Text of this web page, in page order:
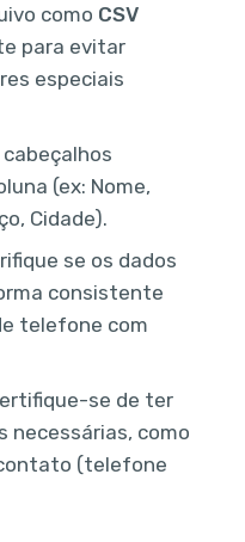
como CSV
para evitar
especiais
cabeçalhos
(ex: Nome,
Cidade).
se os dados
consistente
telefone com
se de ter
necessárias, como
(telefone